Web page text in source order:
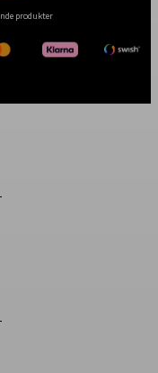
produkter